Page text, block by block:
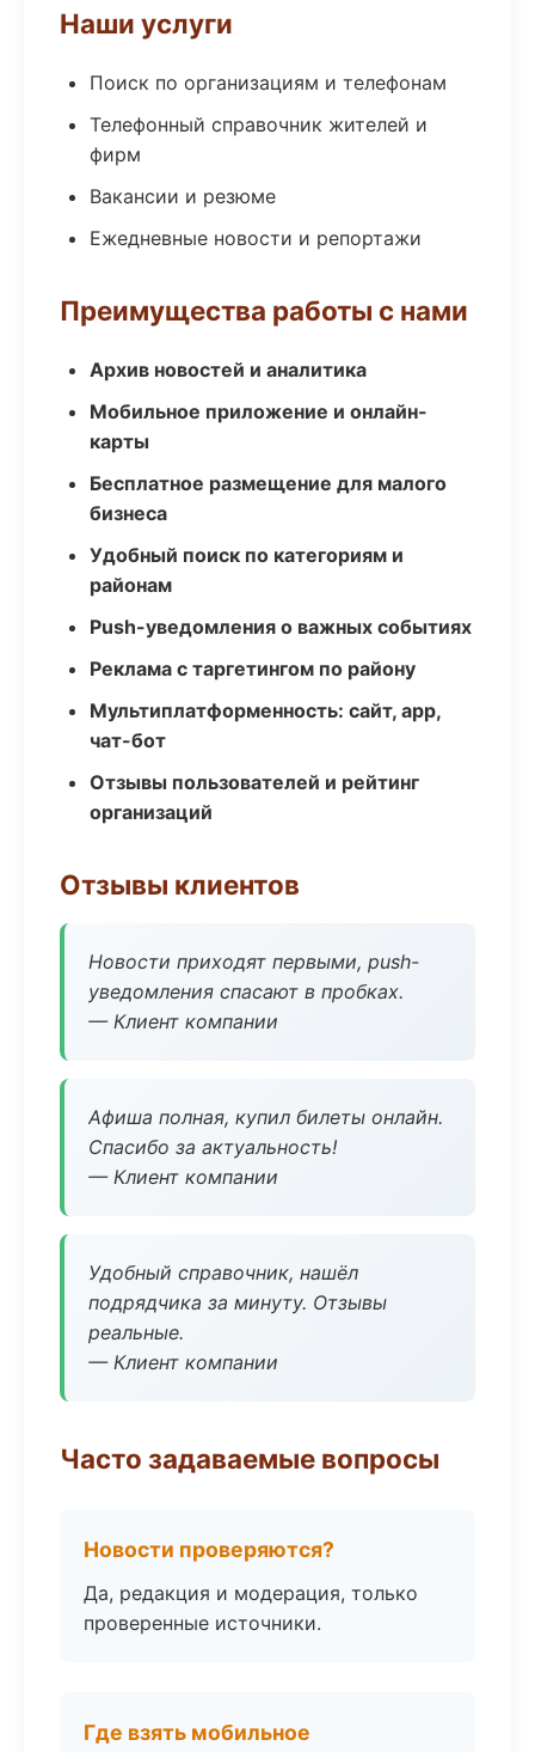
Наши услуги
Поиск по организациям и телефонам
Телефонный справочник жителей и
фирм
Вакансии и резюме
Ежедневные новости и репортажи
Преимущества работы с нами
Архив новостей и аналитика
Мобильное приложение и онлайн-
карты
Бесплатное размещение для малого
бизнеса
Удобный поиск по категориям и
районам
Push-уведомления о важных событиях
Реклама с таргетингом по району
Мультиплатформенность: сайт, app,
чат-бот
Отзывы пользователей и рейтинг
организаций
Отзывы клиентов
Новости приходят первыми, push-
уведомления спасают в пробках.
— Клиент компании
Афиша полная, купил билеты онлайн.
Спасибо за актуальность!
— Клиент компании
Удобный справочник, нашёл
подрядчика за минуту. Отзывы
реальные.
— Клиент компании
Часто задаваемые вопросы
Новости проверяются?
Да, редакция и модерация, только
проверенные источники.
Где взять мобильное